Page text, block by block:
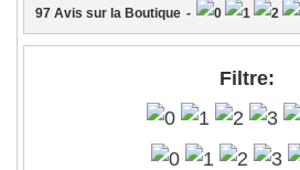
97 Avis sur la Boutique -
Filtre: